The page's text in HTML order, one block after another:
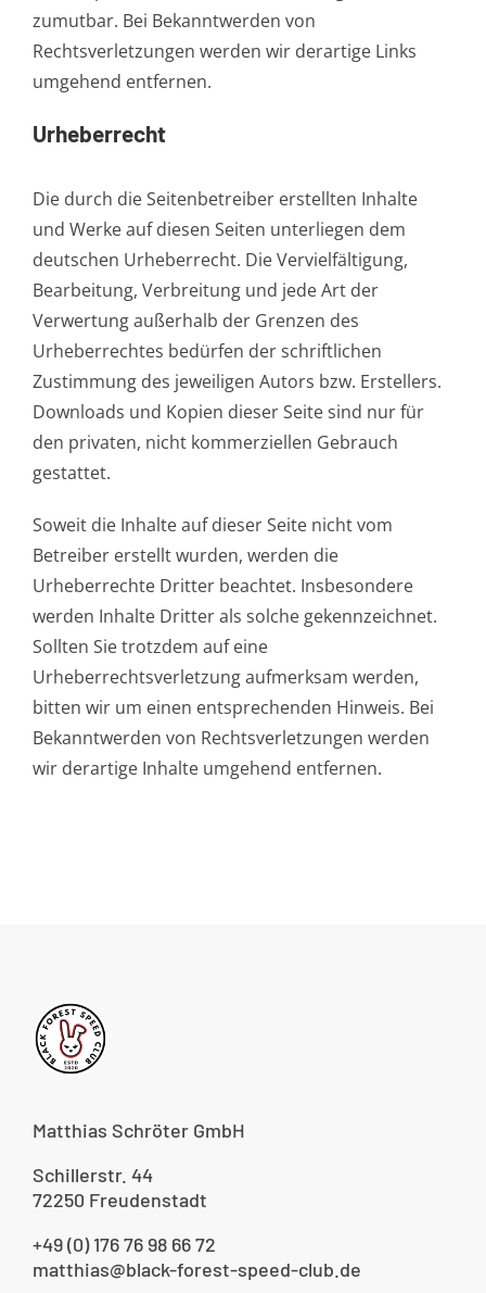
zumutbar. Bei Bekanntwerden von
Rechtsverletzungen werden wir derartige Links
umgehend entfernen.
Urheberrecht
Die durch die Seitenbetreiber erstellten Inhalte
und Werke auf diesen Seiten unterliegen dem
deutschen Urheberrecht. Die Vervielfältigung,
Bearbeitung, Verbreitung und jede Art der
Verwertung außerhalb der Grenzen des
Urheberrechtes bedürfen der schriftlichen
Zustimmung des jeweiligen Autors bzw. Erstellers.
Downloads und Kopien dieser Seite sind nur für
den privaten, nicht kommerziellen Gebrauch
gestattet.
Soweit die Inhalte auf dieser Seite nicht vom
Betreiber erstellt wurden, werden die
Urheberrechte Dritter beachtet. Insbesondere
werden Inhalte Dritter als solche gekennzeichnet.
Sollten Sie trotzdem auf eine
Urheberrechtsverletzung aufmerksam werden,
bitten wir um einen entsprechenden Hinweis. Bei
Bekanntwerden von Rechtsverletzungen werden
wir derartige Inhalte umgehend entfernen.
Matthias Schröter GmbH
Schillerstr. 44
72250 Freudenstadt
+49 (0) 176 76 98 66 72
matthias@black-forest-speed-club.de